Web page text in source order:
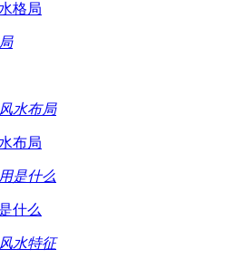
格局
布局
什么